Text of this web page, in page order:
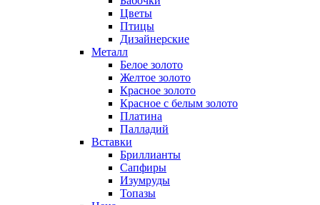
Цветы
Птицы
Дизайнерские
Металл
Белое золото
Желтое золото
Красное золото
Красное с белым золото
Платина
Палладий
Вставки
Бриллианты
Сапфиры
Изумруды
Топазы